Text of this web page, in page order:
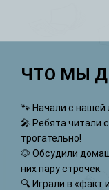
ЧТО МЫ
🐾 Начали с нашей
🎤 Ребята читали
трогательно!
🐶 Обсудили
них пару строчек.
🔍 Играли в «факт